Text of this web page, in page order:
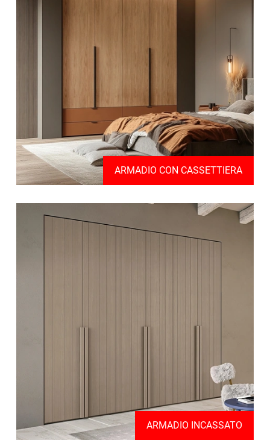
ARMADIO CON CASSETTIERA
ARMADIO INCASSATO